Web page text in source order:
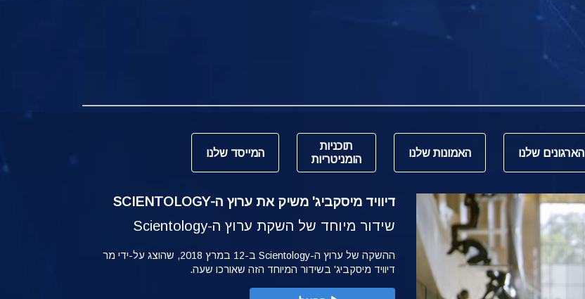
הארגונים שלנו האמונות שלנו
תוכניות
הומניטריות
המייסד שלנו
דיוויד מיסקביג' משיק את ערוץ ה-SCIENTOLOGY
שידור מיוחד של השקת ערוץ ה-Scientology
ההשקה של ערוץ ה-Scientology ב-12 במרץ 2018, שהוצג על-ידי מר
דיוויד מיסקביג' בשידור המיוחד הזה שאורכו שעה.